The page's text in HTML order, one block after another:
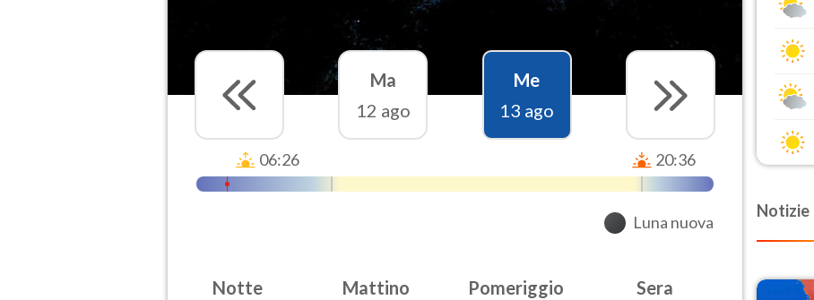
Ma
12 ago
Me
13 ago
06:26 20:36
Luna nuova
Notte Mattino Pomeriggio Sera
Notizie